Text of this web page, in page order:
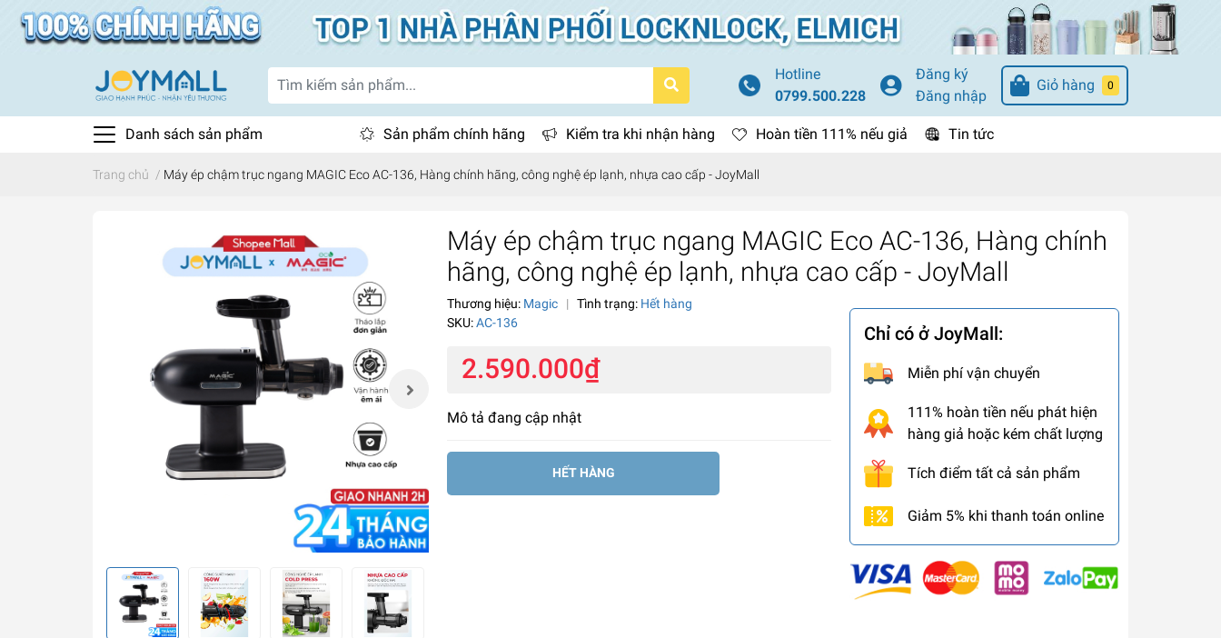
Hotline
0799.500.228
Đăng ký
Đăng nhập
Giỏ hàng 0
Danh sách sản phẩm Sản phẩm chính hãng Kiểm tra khi nhận hàng Hoàn tiền 111% nếu giả Tin tức
Trang chủ / Máy ép chậm trục ngang MAGIC Eco AC-136, Hàng chính hãng, công nghệ ép lạnh, nhựa cao cấp - JoyMall
Máy ép chậm trục ngang MAGIC Eco AC-136, Hàng chính
hãng, công nghệ ép lạnh, nhựa cao cấp - JoyMall
Thương hiệu: Magic | Tình trạng: Hết hàng
SKU:AC-136
2.590.000₫
Mô tả đang cập nhật
HẾT HÀNG
Chỉ có ở JoyMall:
Miễn phí vận chuyển
111% hoàn tiền nếu phát hiện
hàng giả hoặc kém chất lượng
Tích điểm tất cả sản phẩm
Giảm 5% khi thanh toán online